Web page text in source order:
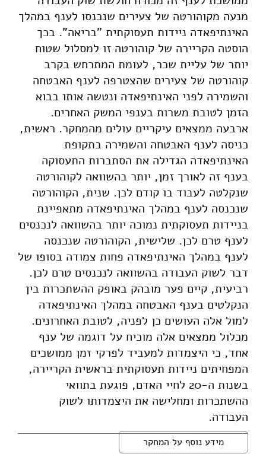
מנעה מקוהורטה של צעירים שנכנסו לענף במהלך
האינתיפאדה ניידות תעסוקתית "בריאה". בכך
הוסטה הקריירה של קוהורטה זו למסלול שטוח
יותר של עליית שכר, לעומת המתרחש בקרב
קוהורטה של צעירים שהצטרפה לענף האבטחה
והשמירה לפני האינתיפאדה ונטשה אותו בבוא
הזמן לטובת משרות בענפי המשק האחרים.
ארבעה ממצאים עיקריים עולים מהמחקר. ראשית,
כניסה לענף האבטחה והשמירה בתקופת
האינתיפאדה הגדילה את הסתברות התעסוקה
בענף זה לאורך זמן, יותר בהשוואה לקוהורטה
שנקלטה לעבוד בו קודם לכן. שנית, הקוהורטה
שנכנסה לענף במהלך האינתיפאדה מתאפיינת
בניידות תעסוקתית נמוכה יותר בהשוואה לנכנסים
לענף טרם לכן. שלישית, הקוהורטה שנכנסה
לענף במהלך האינתיפאדה פחות צמודה בסופו של
דבר לשוק העבודה בהשוואה לנכנסים טרם לכן.
רביעית, קיים פער מובהק באופק ההשתכרות בין
הנקלטים בענף האבטחה במהלך האינתיפאדה
למול אלה העושים כן לפניה, לטובת האחרונים.
מכלול ממצאים אלה מוכיח על דוגמה של ענף
אחד, כי היצמדות למעביד לפרקי זמן ממושכים
המפחיתים ניידות תעסוקתית בראשית הקריירה,
בשנות ה-20 לחיי האדם, פוגעת בתוואי
ההשתכרות ומחלישה את היצמדותו לשוק
העבודה.
מידע נוסף על המחקר